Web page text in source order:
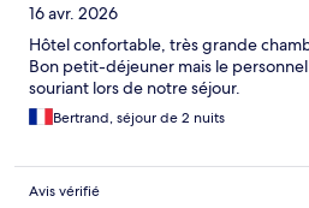
16 avr. 2026
Hôtel confortable, très grande
Bon petit-déjeuner mais le
souriant lors de notre séjour.
Bertrand, séjour de 2 nuits
Avis vérifié